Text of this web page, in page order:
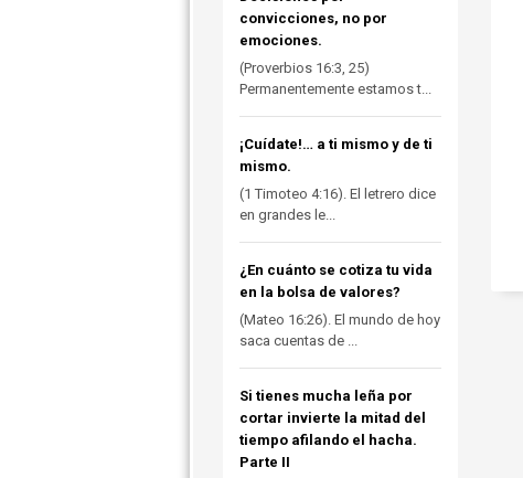
convicciones, no por
emociones.
(Proverbios 16:3, 25)
Permanentemente estamos t...
¡Cuídate!… a ti mismo y de ti
mismo.
(1 Timoteo 4:16). El letrero dice
en grandes le...
¿En cuánto se cotiza tu vida
en la bolsa de valores?
(Mateo 16:26). El mundo de hoy
saca cuentas de ...
Si tienes mucha leña por
cortar invierte la mitad del
tiempo afilando el hacha.
Parte II